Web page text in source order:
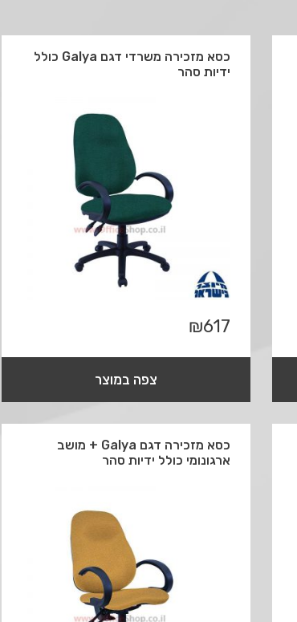
כסא מזכירה משרדי דגם Galya כולל
ידיות סהר
₪617
צפה במוצר
כסא מזכירה דגם Galya + מושב
ארגונומי כולל ידיות סהר